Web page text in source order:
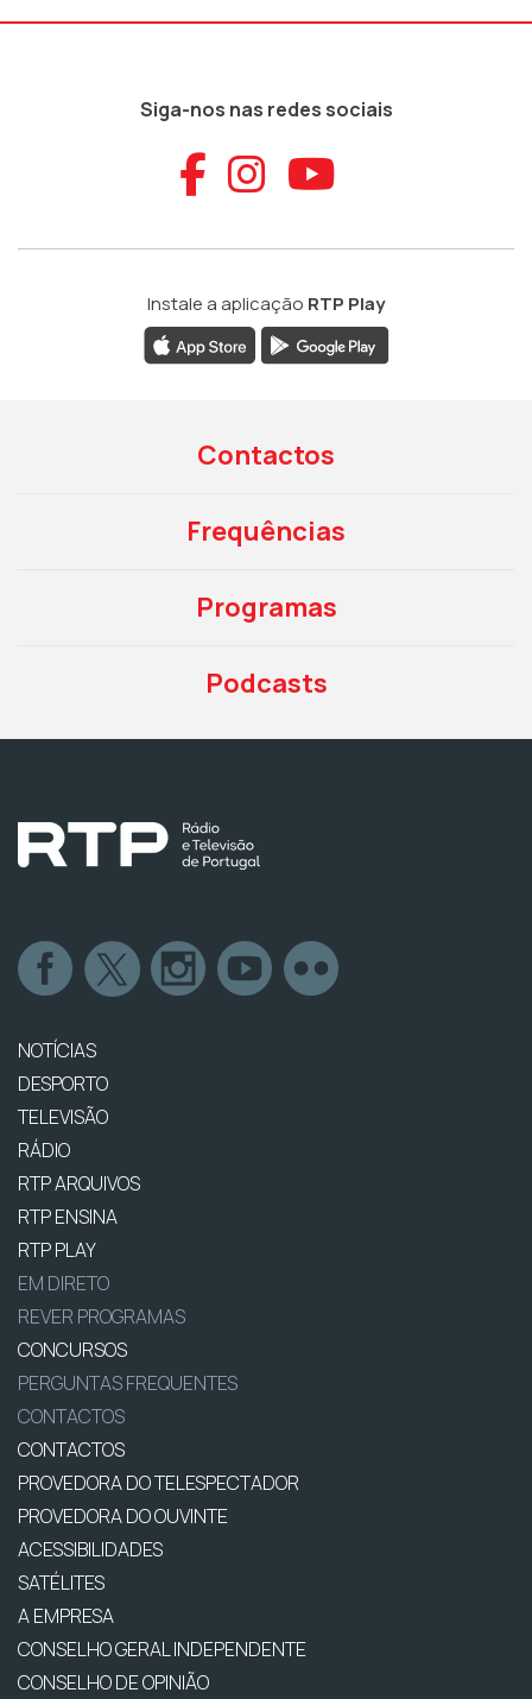
Siga-nos nas redes sociais
Aceder ao
Aceder ao
Aceder
Instale a aplicação RTP Play
Contactos
Frequências
Programas
Podcasts
NOTÍCIAS
DESPORTO
TELEVISÃO
RÁDIO
RTP ARQUIVOS
RTP ENSINA
RTP PLAY
EM DIRETO
REVER PROGRAMAS
CONCURSOS
PERGUNTAS FREQUENTES
CONTACTOS
CONTACTOS
PROVEDORA DO TELESPECTADOR
PROVEDORA DO OUVINTE
ACESSIBILIDADES
SATÉLITES
A EMPRESA
CONSELHO GERAL INDEPENDENTE
CONSELHO DE OPINIÃO